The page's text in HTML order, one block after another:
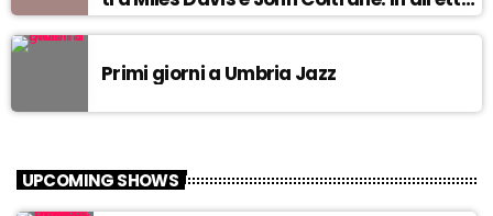
da Egea.
Primi giorni a Umbria Jazz
UPCOMING SHOWS